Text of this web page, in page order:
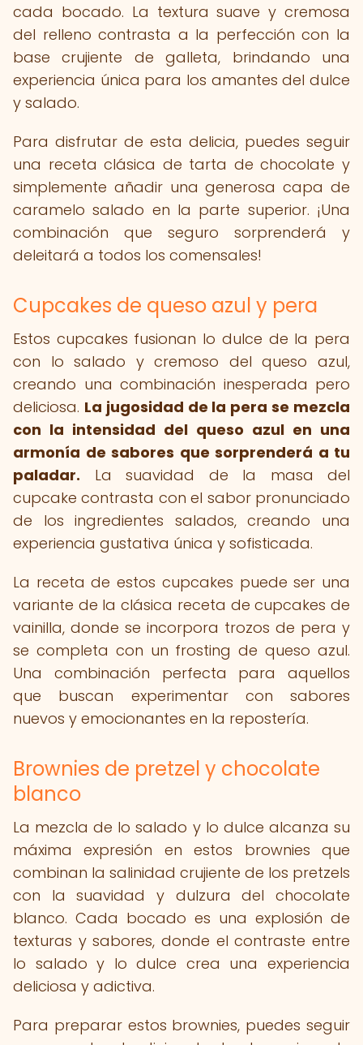
cada bocado. La textura suave y cremosa
del relleno contrasta a la perfección con la
base crujiente de galleta, brindando una
experiencia única para los amantes del dulce
y salado.
Para disfrutar de esta delicia, puedes seguir
una receta clásica de tarta de chocolate y
simplemente añadir una generosa capa de
caramelo salado en la parte superior. ¡Una
combinación que seguro sorprenderá y
deleitará a todos los comensales!
Cupcakes de queso azul y pera
Estos cupcakes fusionan lo dulce de la pera
con lo salado y cremoso del queso azul,
creando una combinación inesperada pero
deliciosa. La jugosidad de la pera se mezcla
con la intensidad del queso azul en una
armonía de sabores que sorprenderá a tu
paladar. La suavidad de la masa del
cupcake contrasta con el sabor pronunciado
de los ingredientes salados, creando una
experiencia gustativa única y sofisticada.
La receta de estos cupcakes puede ser una
variante de la clásica receta de cupcakes de
vainilla, donde se incorpora trozos de pera y
se completa con un frosting de queso azul.
Una combinación perfecta para aquellos
que buscan experimentar con sabores
nuevos y emocionantes en la repostería.
Brownies de pretzel y chocolate
blanco
La mezcla de lo salado y lo dulce alcanza su
máxima expresión en estos brownies que
combinan la salinidad crujiente de los pretzels
con la suavidad y dulzura del chocolate
blanco. Cada bocado es una explosión de
texturas y sabores, donde el contraste entre
lo salado y lo dulce crea una experiencia
deliciosa y adictiva.
Para preparar estos brownies, puedes seguir